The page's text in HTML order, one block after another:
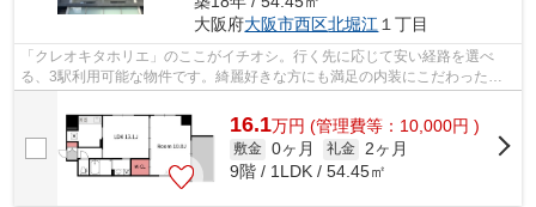
大阪府大阪市西区北堀江 １丁目
「クレオキタホリエ」のここがイチオシ。行く先に応じて安い経路を選べ
る、3駅利用可能な物件です。綺麗好きな方にも満足の内装にこだわったマ
ンションタイプ。初期費用の分割払いにも...
16.1万円 (管理費等：10,000円 )
敷金 0ヶ月 礼金 2ヶ月
9階 / 1LDK / 54.45㎡